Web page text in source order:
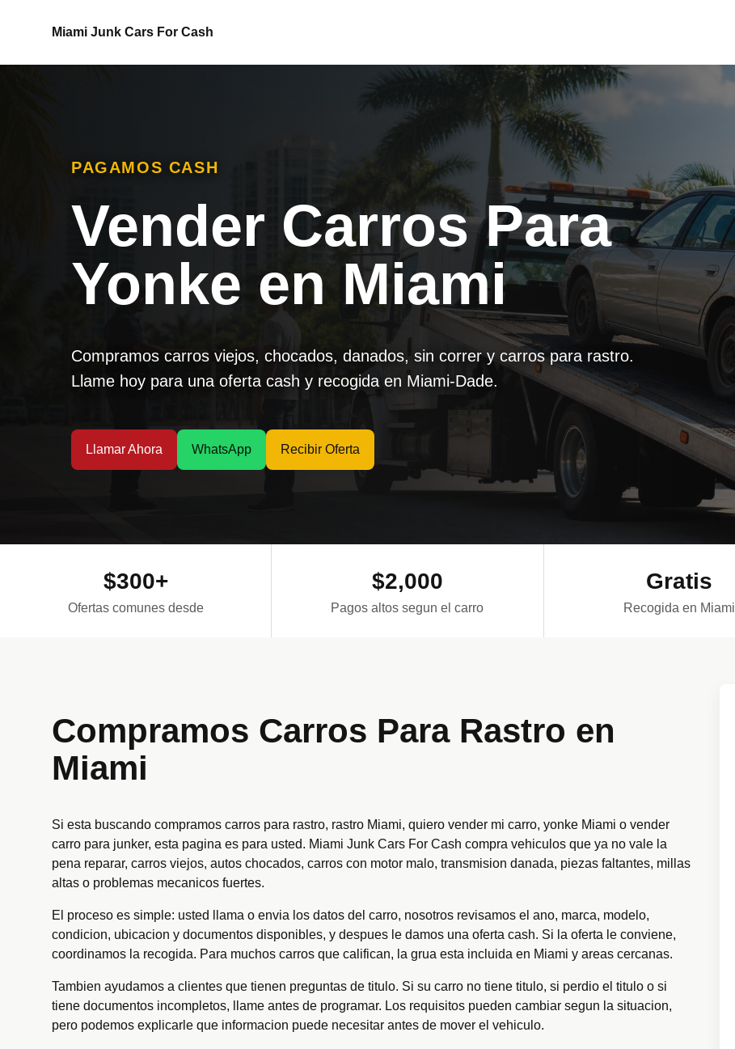
Miami Junk Cars For Cash
PAGAMOS CASH
Vender Carros Para
Yonke en Miami
Compramos carros viejos, chocados, danados, sin correr y carros para rastro.
Llame hoy para una oferta cash y recogida en Miami-Dade.
Llamar Ahora WhatsApp Recibir Oferta
$300+
Ofertas comunes desde
$2,000
Pagos altos segun el carro
Gratis
Recogida en Miami
Compramos Carros Para Rastro en
Miami
Si esta buscando compramos carros para rastro, rastro Miami, quiero vender mi carro, yonke Miami o vender
carro para junker, esta pagina es para usted. Miami Junk Cars For Cash compra vehiculos que ya no vale la
pena reparar, carros viejos, autos chocados, carros con motor malo, transmision danada, piezas faltantes, millas
altas o problemas mecanicos fuertes.
El proceso es simple: usted llama o envia los datos del carro, nosotros revisamos el ano, marca, modelo,
condicion, ubicacion y documentos disponibles, y despues le damos una oferta cash. Si la oferta le conviene,
coordinamos la recogida. Para muchos carros que califican, la grua esta incluida en Miami y areas cercanas.
Tambien ayudamos a clientes que tienen preguntas de titulo. Si su carro no tiene titulo, si perdio el titulo o si
tiene documentos incompletos, llame antes de programar. Los requisitos pueden cambiar segun la situacion,
pero podemos explicarle que informacion puede necesitar antes de mover el vehiculo.